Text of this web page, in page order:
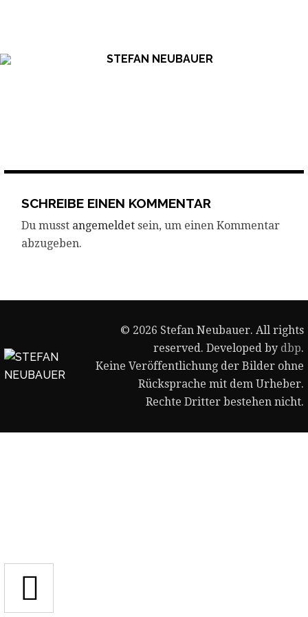
SCHREIBE EINEN KOMMENTAR
Du musst angemeldet sein, um einen Kommentar
abzugeben.
© 2026 Stefan Neubauer. All rights
reserved. Developed by dbp.
Keine Veröffentlichung der Bilder ohne
Rücksprache mit dem Urheber.
Rechte Dritter bestehen nicht.